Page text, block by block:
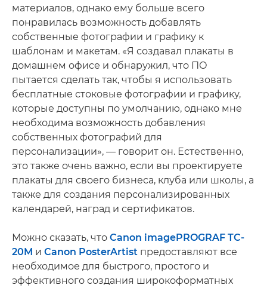
материалов, однако ему больше всего
понравилась возможность добавлять
собственные фотографии и графику к
шаблонам и макетам. «Я создавал плакаты в
домашнем офисе и обнаружил, что ПО
пытается сделать так, чтобы я использовать
бесплатные стоковые фотографии и графику,
которые доступны по умолчанию, однако мне
необходима возможность добавления
собственных фотографий для
персонализации», — говорит он. Естественно,
это также очень важно, если вы проектируете
плакаты для своего бизнеса, клуба или школы, а
также для создания персонализированных
календарей, наград и сертификатов.
Можно сказать, что Canon imagePROGRAF TC-
20M и Canon PosterArtist предоставляют все
необходимое для быстрого, простого и
эффективного создания широкоформатных